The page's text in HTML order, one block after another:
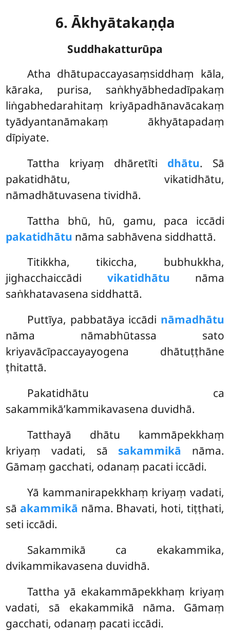
6. Ākhyātakaṇḍa
Suddhakatturūpa
Atha dhātupaccayasaṃsiddhaṃ kāla,
kāraka, purisa, saṅkhyābhedadīpakaṃ
liṅgabhedarahitaṃ kriyāpadhānavācakaṃ
tyādyantanāmakaṃ ākhyātapadaṃ
dīpiyate.
Tattha kriyaṃ dhāretīti dhātu. Sā
pakatidhātu, vikatidhātu,
nāmadhātuvasena tividhā.
Tattha bhū, hū, gamu, paca iccādi
pakatidhātu nāma sabhāvena siddhattā.
Titikkha, tikiccha, bubhukkha,
jighacchaiccādi vikatidhātu nāma
saṅkhatavasena siddhattā.
Puttīya, pabbatāya iccādi nāmadhātu
nāma nāmabhūtassa sato
kriyavācīpaccayayogena dhātuṭṭhāne
ṭhitattā.
Pakatidhātu ca
sakammikā’kammikavasena duvidhā.
Tatthayā dhātu kammāpekkhaṃ
kriyaṃ vadati, sā sakammikā nāma.
Gāmaṃ gacchati, odanaṃ pacati iccādi.
Yā kammanirapekkhaṃ kriyaṃ vadati,
sā akammikā nāma. Bhavati, hoti, tiṭṭhati,
seti iccādi.
Sakammikā ca ekakammika,
dvikammikavasena duvidhā.
Tattha yā ekakammāpekkhaṃ kriyaṃ
vadati, sā ekakammikā nāma. Gāmaṃ
gacchati, odanaṃ pacati iccādi.